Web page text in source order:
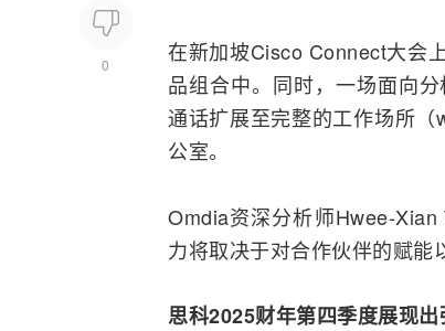
0 在新加坡Cisco Connect大会
品组合中。同时，一场面向
通话扩展至完整的工作场所
公室。
Omdia资深分析师Hwee-
力将取决于对合作伙伴的赋能
思科2025财年第四季度展现